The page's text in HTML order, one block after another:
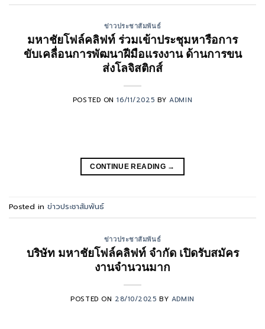
ข่าวประชาสัมพันธ์
มหาชัยโฟล์คลิฟท์ ร่วมเข้าประชุมหารือการ
ขับเคลื่อนการพัฒนาฝีมือแรงงาน ด้านการขน
ส่งโลจิสติกส์
POSTED ON16/11/2025 BYADMIN
CONTINUE READING →
Posted in ข่าวประชาสัมพันธ์
ข่าวประชาสัมพันธ์
บริษัท มหาชัยโฟล์คลิฟท์ จำกัด เปิดรับสมัคร
งานจำนวนมาก
POSTED ON 28/10/2025 BY ADMIN